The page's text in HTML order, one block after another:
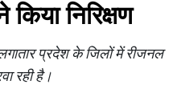
निरिक्षण
प्रदेश के जिलों में रीजनल
रही है।